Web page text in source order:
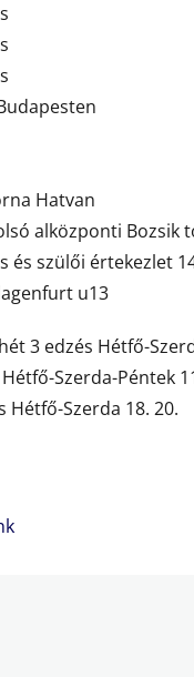
Hatvan
alközponti Bozsik
és szülői értekezlet
u13
3 edzés Hétfő-
Szerda-Péntek
Hétfő-Szerda 18. 20.